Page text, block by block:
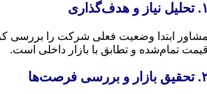
هدف‌گذاری
ابتدا وضعیت فعلی شرکت را بررسی
تمام‌شده و تطابق با بازار داخلی است.
بررسی فرصت‌ها